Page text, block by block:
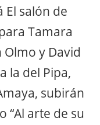
El salón de
Tamara
Olmo y David
la del Pipa,
subirán
“Al arte de su